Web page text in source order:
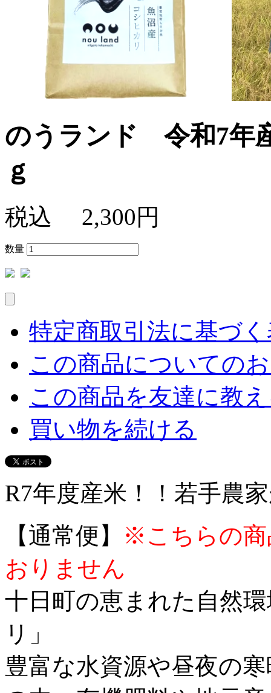
のうランド 令和7年
ｇ
税込 2,300円
数量
特定商取引法に基づ
この商品についての
この商品を友達に教
買い物を続ける
R7年度産米！！若手農
【通常便】
※ こちらの
おりません
十日町の恵まれた自然
リ」
豊富な水資源や昼夜の